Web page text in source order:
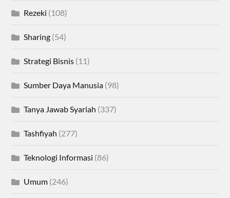
Rezeki (108)
Sharing (54)
Strategi Bisnis (11)
Sumber Daya Manusia (98)
Tanya Jawab Syariah (337)
Tashfiyah (277)
Teknologi Informasi (86)
Umum (246)